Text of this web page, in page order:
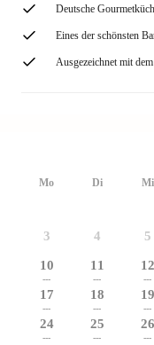
Deutsche
Eines der schönsten
Ausgezeichnet mit
Mo Di Mi
3 4 5
10
---
11
---
12
---
17
---
18
---
19
---
24
---
25
---
26
---